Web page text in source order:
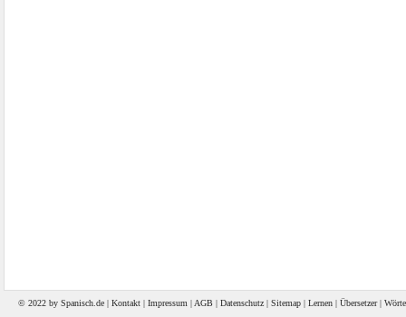
© 2022 by Spanisch .de | Kontakt | Impressum | AGB | Datenschutz | Sitemap | Lernen | Übersetzer|